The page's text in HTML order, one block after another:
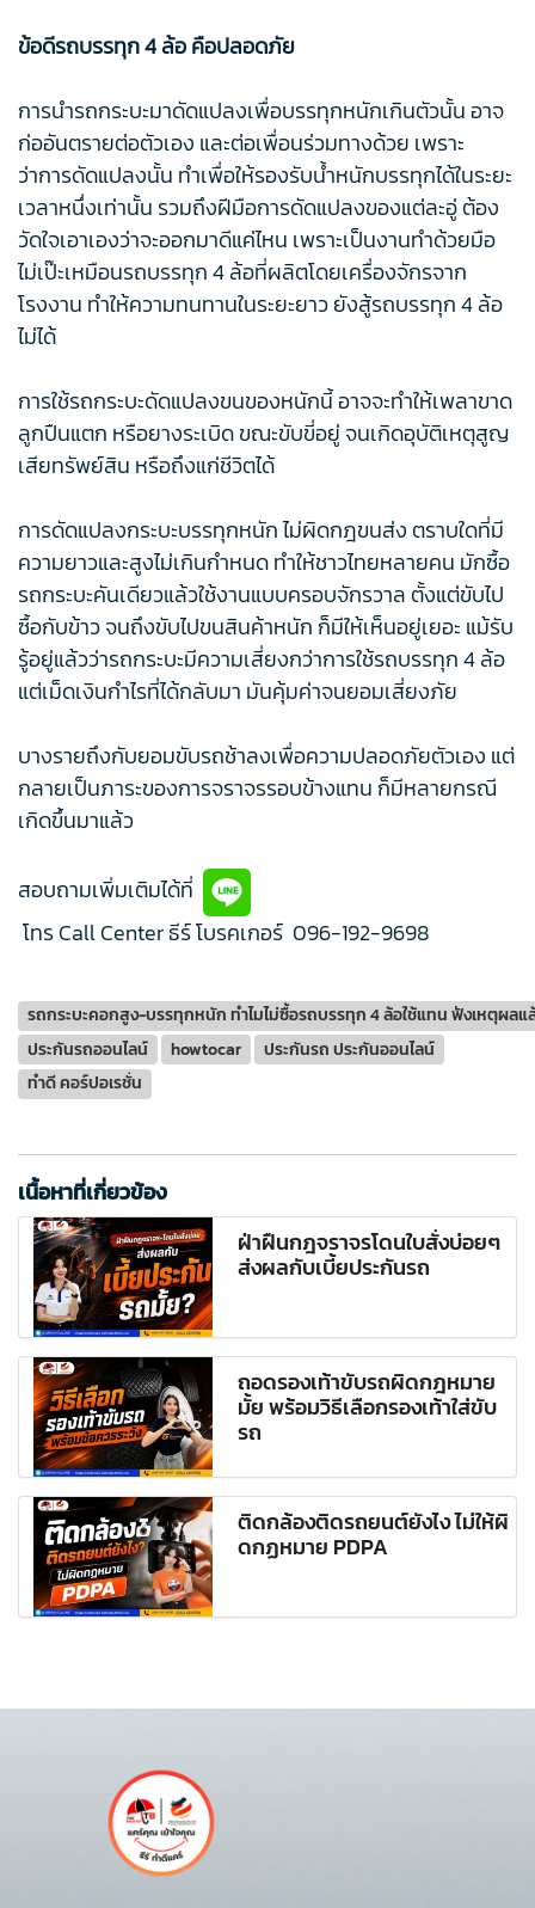
ข้อดีรถบรรทุก 4 ล้อ คือปลอดภัย
การนำรถกระบะมาดัดแปลงเพื่อบรรทุกหนักเกินตัวนั้น อาจ
ก่ออันตรายต่อตัวเอง และต่อเพื่อนร่วมทางด้วย เพราะ
ว่าการดัดแปลงนั้น ทำเพื่อให้รองรับน้ำหนักบรรทุกได้ในระยะ
เวลาหนึ่งเท่านั้น รวมถึงฝีมือการดัดแปลงของแต่ละอู่ ต้อง
วัดใจเอาเองว่าจะออกมาดีแค่ไหน เพราะเป็นงานทำด้วยมือ
ไม่เป๊ะเหมือนรถบรรทุก 4 ล้อที่ผลิตโดยเครื่องจักรจาก
โรงงาน ทำให้ความทนทานในระยะยาว ยังสู้รถบรรทุก 4 ล้อ
ไม่ได้
การใช้รถกระบะดัดแปลงขนของหนักนี้ อาจจะทำให้เพลาขาด
ลูกปืนแตก หรือยางระเบิด ขณะขับขี่อยู่ จนเกิดอุบัติเหตุสูญ
เสียทรัพย์สิน หรือถึงแก่ชีวิตได้
การดัดแปลงกระบะบรรทุกหนัก ไม่ผิดกฎขนส่ง ตราบใดที่มี
ความยาวและสูงไม่เกินกำหนด ทำให้ชาวไทยหลายคน มักซื้อ
รถกระบะคันเดียวแล้วใช้งานแบบครอบจักรวาล ตั้งแต่ขับไป
ซื้อกับข้าว จนถึงขับไปขนสินค้าหนัก ก็มีให้เห็นอยู่เยอะ แม้รับ
รู้อยู่แล้วว่ารถกระบะมีความเสี่ยงกว่าการใช้รถบรรทุก 4 ล้อ
แต่เม็ดเงินกำไรที่ได้กลับมา มันคุ้มค่าจนยอมเสี่ยงภัย
บางรายถึงกับยอมขับรถช้าลงเพื่อความปลอดภัยตัวเอง แต่
กลายเป็นภาระของการจราจรรอบข้างแทน ก็มีหลายกรณี
เกิดขึ้นมาแล้ว
สอบถามเพิ่มเติมได้ที่
โทร Call Center ธีร์ โบรคเกอร์ 096-192-9698
รถกระบะคอกสูง-บรรทุกหนัก ทำไมไม่ซื้อรถบรรทุก 4 ล้อใช้แทน ฟังเหตุผลแ
ประกันรถออนไลน์
howtocar
ประกันรถ ประกันออนไลน์
ทำดี คอร์ปอเรชั่น
เนื้อหาที่เกี่ยวข้อง
ฝ่าฝืนกฎจราจรโดนใบสั่งบ่อยๆ
ส่งผลกับเบี้ยประกันรถ
ถอดรองเท้าขับรถผิดกฎหมาย
มั้ย พร้อมวิธีเลือกรองเท้าใส่ขับ
รถ
ติดกล้องติดรถยนต์ยังไง ไม่ให้ผิ
ดกฏหมาย PDPA